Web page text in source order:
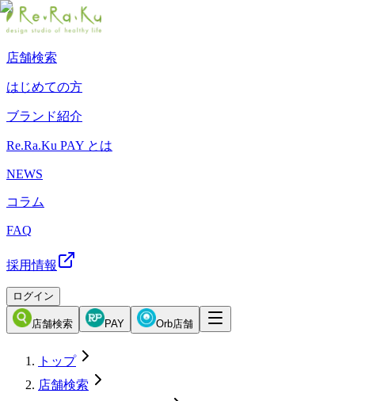
店舗検索
はじめての方
ブランド紹介
Re.Ra.Ku PAY とは
NEWS
コラム
FAQ
採用情報
ログイン
店舗検索 PAY Orb店舗
トップ
店舗検索